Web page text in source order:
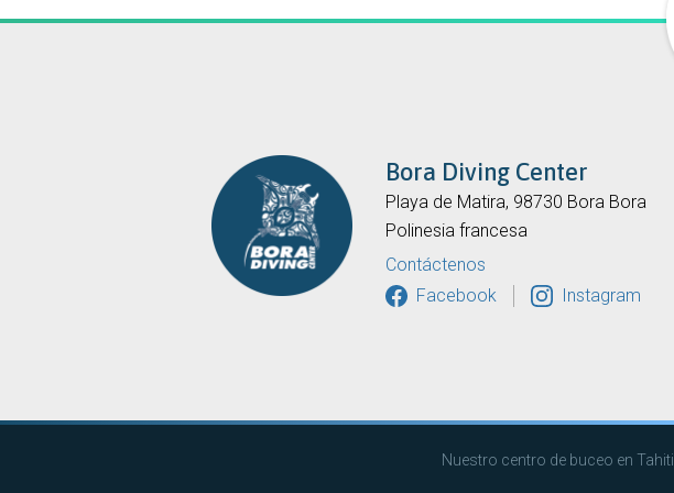
Bora Diving Center
Playa de Matira, 98730 Bora Bora
Polinesia francesa
Contáctenos
Facebook
Instagram
Nuestro centro de buceo en Tahiti